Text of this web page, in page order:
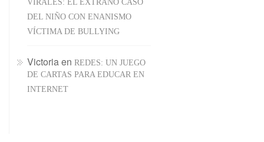
VIRALES: EL EXTRAÑO CASO
DEL NIÑO CON ENANISMO
VÍCTIMA DE BULLYING
Victoriaen REDES: UN JUEGO
DE CARTAS PARA EDUCAR EN
INTERNET